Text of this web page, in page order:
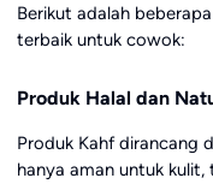
Berikut adalah
terbaik untuk cowok:
Produk Halal dan
Produk Kahf dirancang
hanya aman untuk